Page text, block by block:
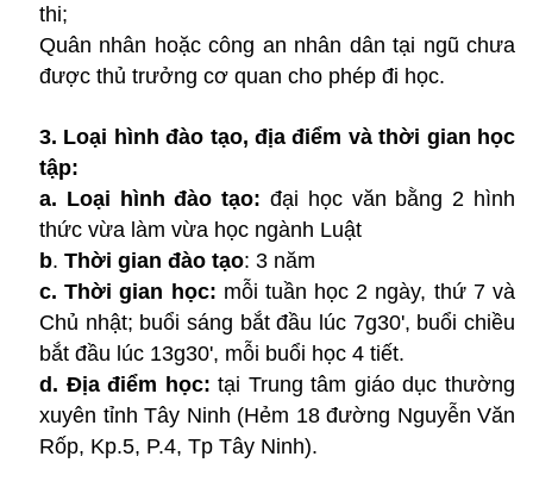
thi;
Quân nhân hoặc công an nhân dân tại ngũ chưa
được thủ trưởng cơ quan cho phép đi học.
3. Loại hình đào tạo, địa điểm và thời gian học
tập:
a. Loại hình đào tạo: đại học văn bằng 2 hình
thức vừa làm vừa học ngành Luật
b. Thời gian đào tạo: 3 năm
c. Thời gian học: mỗi tuần học 2 ngày, thứ 7 và
Chủ nhật; buổi sáng bắt đầu lúc 7g30', buổi chiều
bắt đầu lúc 13g30', mỗi buổi học 4 tiết.
d. Địa điểm học:tại Trung tâm giáo dục thường
xuyên tỉnh Tây Ninh (Hẻm 18 đường Nguyễn Văn
Rốp, Kp.5, P.4, Tp Tây Ninh).